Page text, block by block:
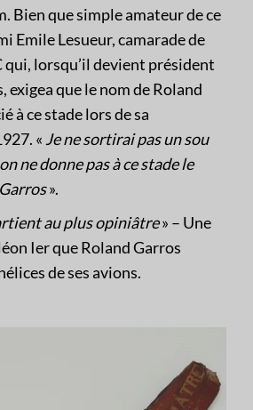
Bien que simple amateur de ce
Emile Lesueur, camarade de
lorsqu’il devient président
exigea que le nom de Roland
à ce stade lors de sa
« Je ne sortirai pas un sou
ne donne pas à ce stade le
».
au plus opiniâtre» – Une
Ier que Roland Garros
de ses avions.